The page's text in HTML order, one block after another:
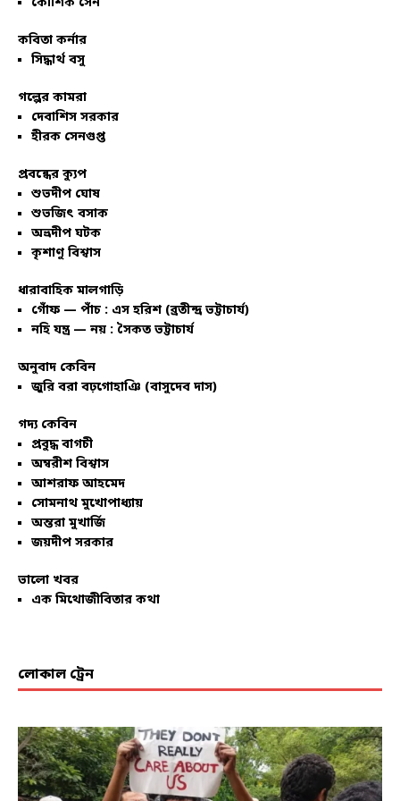
কবিতা কর্নার
সিদ্ধার্থ বসু
গল্পের কামরা
দেবাশিস সরকার
হীরক সেনগুপ্ত
প্রবন্ধের ক্যুপ
শুভদীপ ঘোষ
শুভজিৎ বসাক
অভ্রদীপ ঘটক
কৃশাণু বিশ্বাস
ধারাবাহিক মালগাড়ি
গোঁফ — পাঁচ : এস হরিশ (ব্রতীন্দ্র ভট্টাচার্য)
নহি যন্ত্র — নয় : সৈকত ভট্টাচার্য
অনুবাদ কেবিন
জুরি বরা বঢ়গোহাঞি (বাসুদেব দাস)
গদ্য কেবিন
প্রবুদ্ধ বাগচী
অম্বরীশ বিশ্বাস
আশরাফ আহমেদ
সোমনাথ মুখোপাধ্যায়
অন্তরা মুখার্জি
জয়দীপ সরকার
ভালো খবর
এক মিথোজীবিতার কথা
লোকাল ট্রেন